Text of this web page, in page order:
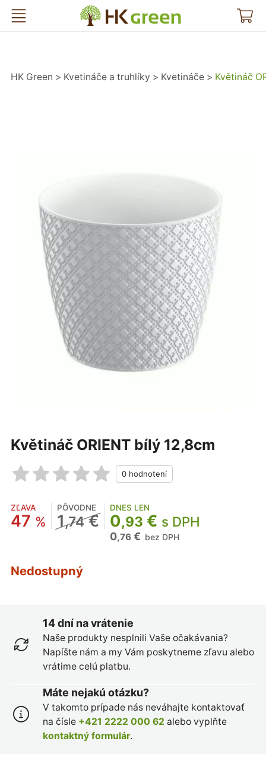
HK Green
HK Green Kvetináče a truhlíky Kvetináče Květináč
Květináč ORIENT bílý 12,8cm
ZĽAVA
47 %
PÔVODNE
1,74€
DNES LEN
0,93 € s DPH
0,76€ bez DPH
Nedostupný
14 dní na vrátenie
Naše produkty nesplnili Vaše očakávania?
Napíšte nám a my Vám poskytneme zľavu alebo
vrátime celú platbu.
Máte nejakú otázku?
V takomto prípade nás neváhajte kontaktovať
na čísle +421 2222 000 62 alebo vyplňte
kontaktný formulár.